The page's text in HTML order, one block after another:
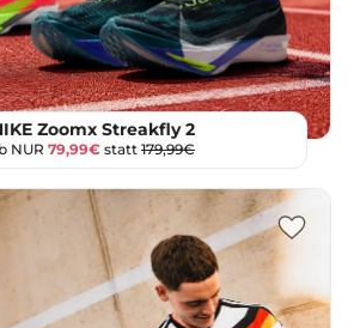
Zoomx Streakfly 2
NUR 79,99€ statt 179,99€